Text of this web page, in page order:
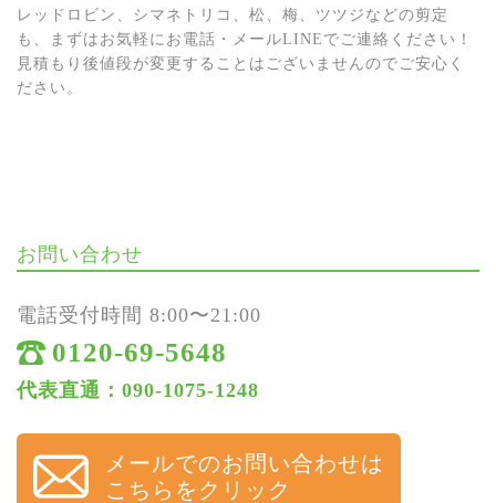
レッドロビン、シマネトリコ、松、梅、ツツジなどの剪定
も、まずはお気軽にお電話・メールLINEでご連絡ください！
見積もり後値段が変更することはございませんのでご安心く
ださい。
お問い合わせ
電話受付時間 8:00〜21:00
0120-69-5648
代表直通：090-1075-1248
メールでのお問い合わせは
こちらをクリック